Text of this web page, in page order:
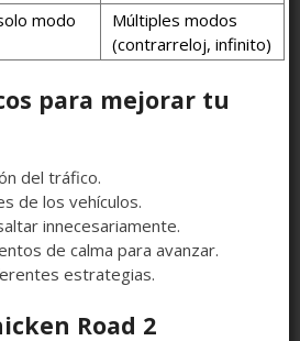
modo
Múltiples modos
(contrarreloj, infinito)
para mejorar tu
del tráfico.
de los vehículos.
innecesariamente.
de calma para avanzar.
estrategias.
Road 2